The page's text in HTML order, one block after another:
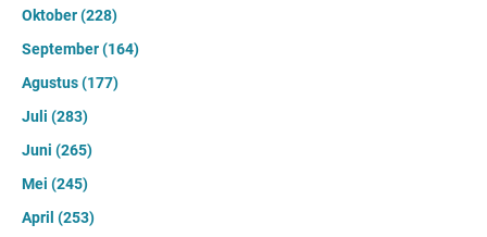
Oktober(228)
September(164)
Agustus(177)
Juli (283)
Juni (265)
Mei (245)
April (253)